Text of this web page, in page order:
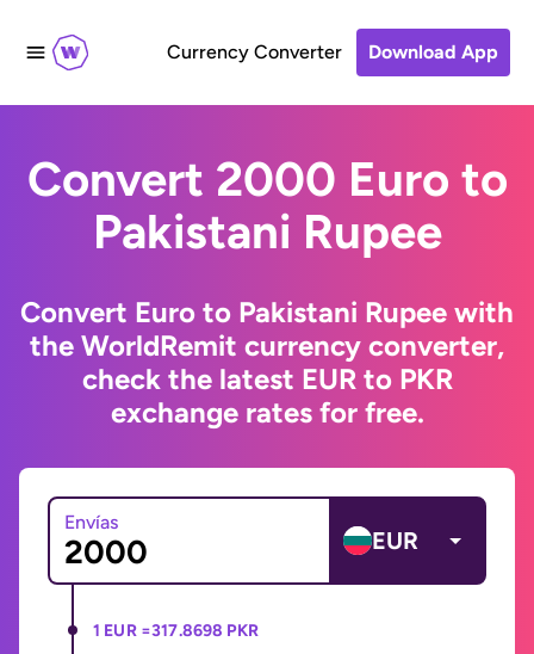
Currency Converter Download App
Convert 2000 Euro to
Pakistani Rupee
Convert Euro to Pakistani Rupee with
the WorldRemit currency converter,
check the latest EUR to PKR
exchange rates for free.
Envías
EUR
1 EUR =317.8698 PKR